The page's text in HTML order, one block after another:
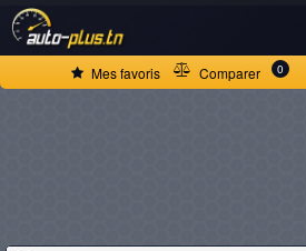
Mes favoris Comparer 0
ACCUEIL